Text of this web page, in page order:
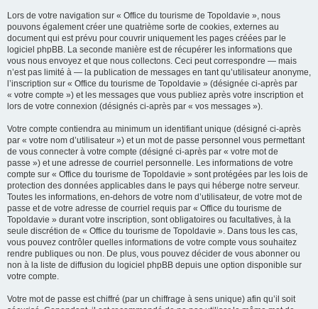
Lors de votre navigation sur « Office du tourisme de Topoldavie », nous
pouvons également créer une quatrième sorte de cookies, externes au
document qui est prévu pour couvrir uniquement les pages créées par le
logiciel phpBB. La seconde manière est de récupérer les informations que
vous nous envoyez et que nous collectons. Ceci peut correspondre — mais
n’est pas limité à — la publication de messages en tant qu’utilisateur anonyme,
l’inscription sur « Office du tourisme de Topoldavie » (désignée ci-après par
« votre compte ») et les messages que vous publiez après votre inscription et
lors de votre connexion (désignés ci-après par « vos messages »).
Votre compte contiendra au minimum un identifiant unique (désigné ci-après
par « votre nom d’utilisateur ») et un mot de passe personnel vous permettant
de vous connecter à votre compte (désigné ci-après par « votre mot de
passe ») et une adresse de courriel personnelle. Les informations de votre
compte sur « Office du tourisme de Topoldavie » sont protégées par les lois de
protection des données applicables dans le pays qui héberge notre serveur.
Toutes les informations, en-dehors de votre nom d’utilisateur, de votre mot de
passe et de votre adresse de courriel requis par « Office du tourisme de
Topoldavie » durant votre inscription, sont obligatoires ou facultatives, à la
seule discrétion de « Office du tourisme de Topoldavie ». Dans tous les cas,
vous pouvez contrôler quelles informations de votre compte vous souhaitez
rendre publiques ou non. De plus, vous pouvez décider de vous abonner ou
non à la liste de diffusion du logiciel phpBB depuis une option disponible sur
votre compte.
Votre mot de passe est chiffré (par un chiffrage à sens unique) afin qu’il soit